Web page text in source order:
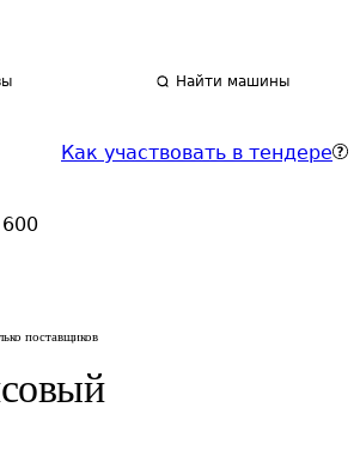
Найти машины
Как участвовать в тендере
поставщиков